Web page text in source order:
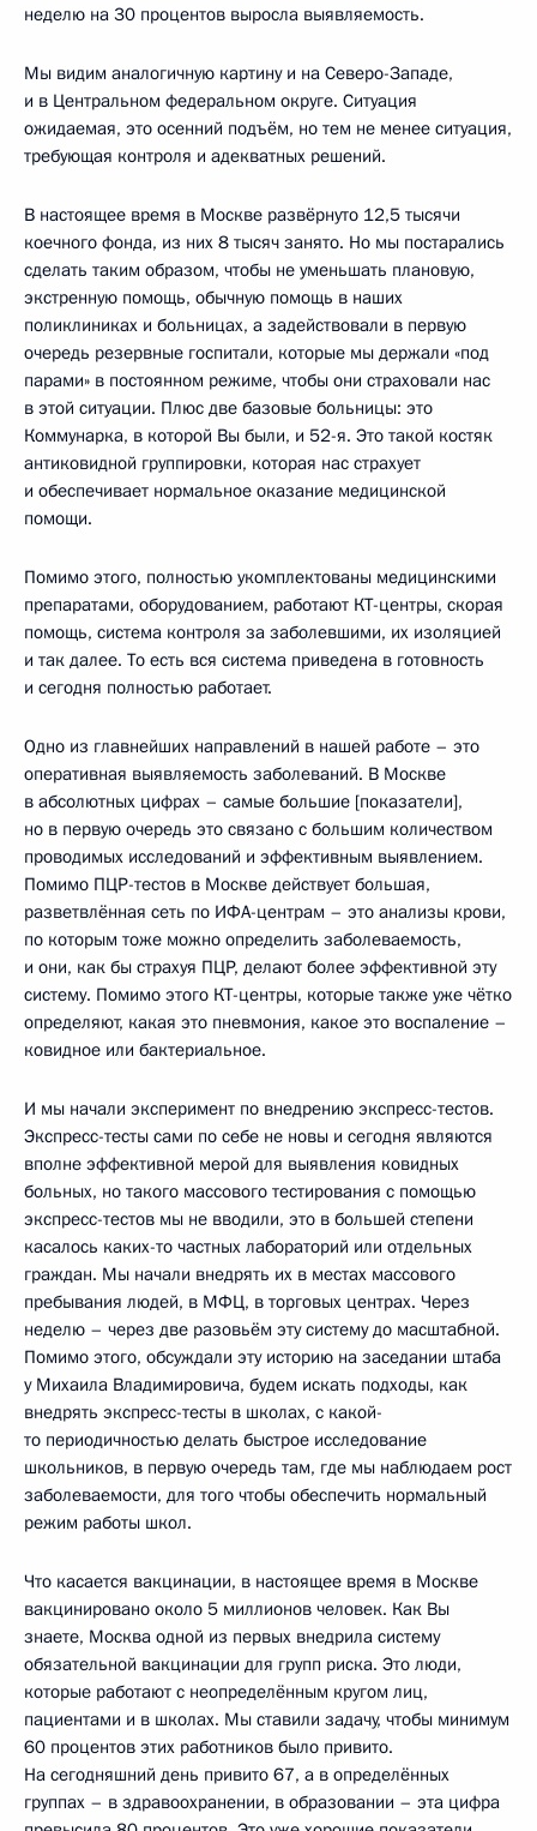
неделю на 30 процентов выросла выявляемость.
Мы видим аналогичную картину и на Северо-Западе,
и в Центральном федеральном округе. Ситуация
ожидаемая, это осенний подъём, но тем не менее ситуация,
требующая контроля и адекватных решений.
В настоящее время в Москве развёрнуто 12,5 тысячи
коечного фонда, из них 8 тысяч занято. Но мы постарались
сделать таким образом, чтобы не уменьшать плановую,
экстренную помощь, обычную помощь в наших
поликлиниках и больницах, а задействовали в первую
очередь резервные госпитали, которые мы держали «под
парами» в постоянном режиме, чтобы они страховали нас
в этой ситуации. Плюс две базовые больницы: это
Коммунарка, в которой Вы были, и 52-я. Это такой костяк
антиковидной группировки, которая нас страхует
и обеспечивает нормальное оказание медицинской
помощи.
Помимо этого, полностью укомплектованы медицинскими
препаратами, оборудованием, работают КТ-центры, скорая
помощь, система контроля за заболевшими, их изоляцией
и так далее. То есть вся система приведена в готовность
и сегодня полностью работает.
Одно из главнейших направлений в нашей работе – это
оперативная выявляемость заболеваний. В Москве
в абсолютных цифрах – самые большие [показатели],
но в первую очередь это связано с большим количеством
проводимых исследований и эффективным выявлением.
Помимо ПЦР-тестов в Москве действует большая,
разветвлённая сеть по ИФА-центрам – это анализы крови,
по которым тоже можно определить заболеваемость,
и они, как бы страхуя ПЦР, делают более эффективной эту
систему. Помимо этого КТ-центры, которые также уже чётко
определяют, какая это пневмония, какое это воспаление –
ковидное или бактериальное.
И мы начали эксперимент по внедрению экспресс-тестов.
Экспресс-тесты сами по себе не новы и сегодня являются
вполне эффективной мерой для выявления ковидных
больных, но такого массового тестирования с помощью
экспресс-тестов мы не вводили, это в большей степени
касалось каких-то частных лабораторий или отдельных
граждан. Мы начали внедрять их в местах массового
пребывания людей, в МФЦ, в торговых центрах. Через
неделю – через две разовьём эту систему до масштабной.
Помимо этого, обсуждали эту историю на заседании штаба
у Михаила Владимировича, будем искать подходы, как
внедрять экспресс-тесты в школах, с какой-
то периодичностью делать быстрое исследование
школьников, в первую очередь там, где мы наблюдаем рост
заболеваемости, для того чтобы обеспечить нормальный
режим работы школ.
Что касается вакцинации, в настоящее время в Москве
вакцинировано около 5 миллионов человек. Как Вы
знаете, Москва одной из первых внедрила систему
обязательной вакцинации для групп риска. Это люди,
которые работают с неопределённым кругом лиц,
пациентами и в школах. Мы ставили задачу, чтобы минимум
60 процентов этих работников было привито.
На сегодняшний день привито 67, а в определённых
группах – в здравоохранении, в образовании – эта цифра